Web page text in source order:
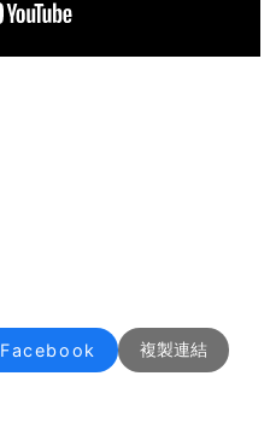
Facebook 複製連結